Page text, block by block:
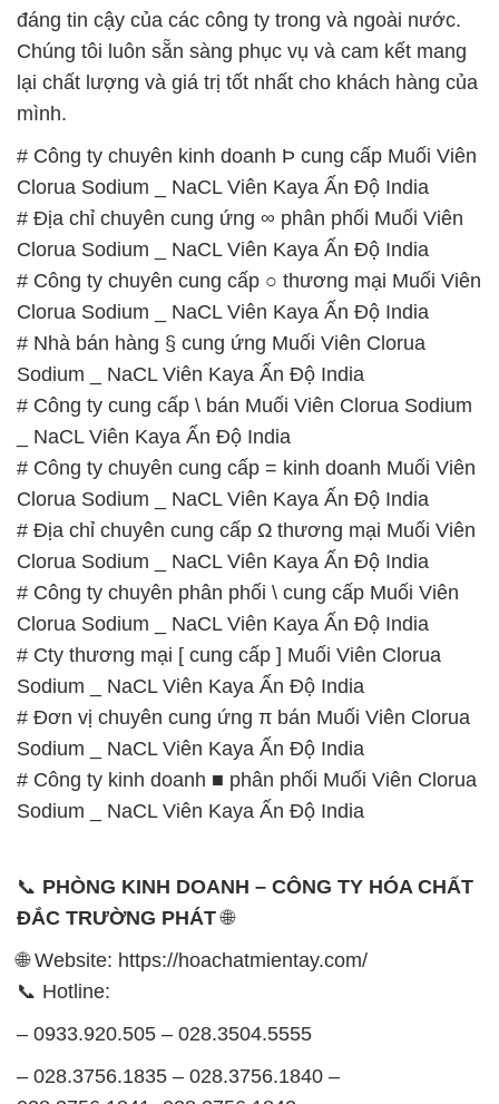
# Công ty chuyên kinh doanh Þ cung cấp Muối Viên
Clorua Sodium _ NaCL Viên Kaya Ấn Độ India
# Địa chỉ chuyên cung ứng ∞ phân phối Muối Viên
Clorua Sodium _ NaCL Viên Kaya Ấn Độ India
# Công ty chuyên cung cấp ○ thương mại Muối Viên
Clorua Sodium _ NaCL Viên Kaya Ấn Độ India
# Nhà bán hàng § cung ứng Muối Viên Clorua
Sodium _ NaCL Viên Kaya Ấn Độ India
# Công ty cung cấp \ bán Muối Viên Clorua Sodium
_ NaCL Viên Kaya Ấn Độ India
# Công ty chuyên cung cấp = kinh doanh Muối Viên
Clorua Sodium _ NaCL Viên Kaya Ấn Độ India
# Địa chỉ chuyên cung cấp Ω thương mại Muối Viên
Clorua Sodium _ NaCL Viên Kaya Ấn Độ India
# Công ty chuyên phân phối \ cung cấp Muối Viên
Clorua Sodium _ NaCL Viên Kaya Ấn Độ India
# Cty thương mại [ cung cấp ] Muối Viên Clorua
Sodium _ NaCL Viên Kaya Ấn Độ India
# Đơn vị chuyên cung ứng π bán Muối Viên Clorua
Sodium _ NaCL Viên Kaya Ấn Độ India
# Công ty kinh doanh ■ phân phối Muối Viên Clorua
Sodium _ NaCL Viên Kaya Ấn Độ India
📞PHÒNG KINH DOANH – CÔNG TY HÓA CHẤT
ĐẮC TRƯỜNG PHÁT🌐
🌐 Website: https://hoachatmientay.com/
– 0933.920.505 – 028.3504.5555
028.3756.1841- 028.3756.1842
0902.765.866
📧 Email: hoachat@dactruongphat.vn